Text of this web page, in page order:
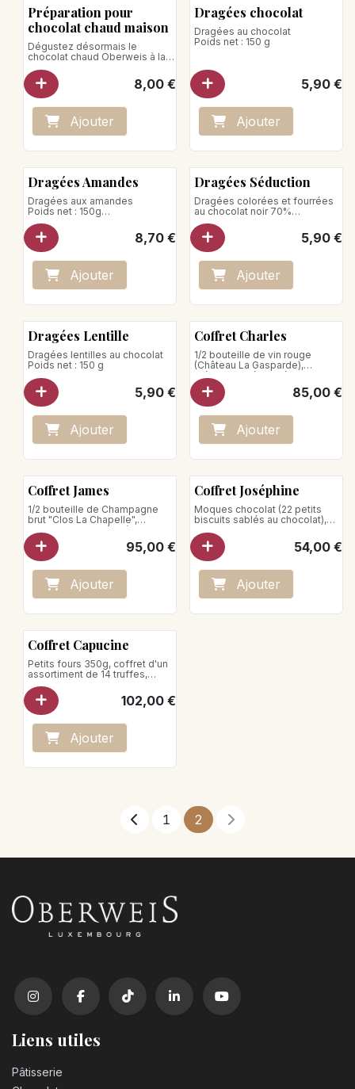
Préparation pour
chocolat chaud maison
Dégustez désormais le
chocolat chaud Oberweis à la
maison.<br>Poids net : 150g
<br>Conseil de préparation :
pour une tasse de 200ml de lait
chaud, prévoir 2 cuillères à café
de poudre de chocolat. Remplir
de lait chaud à moitié, ajouter la
poudre, mélanger
vigoureusement puis verser le
reste de lait chaud.<br>
8,00€
Ajouter
Dragées chocolat
Dragées au chocolat
Poids net : 150 g
5,90€
Ajouter
Dragées Amandes
Dragées aux amandes
Poids net : 150g
Produit vegan
8,70€
Ajouter
Dragées Séduction
Dragées colorées et fourrées
au chocolat noir 70%
Poids net : 150 g
5,90€
Ajouter
Dragées Lentille
Dragées lentilles au chocolat
Poids net : 150 g
5,90€
Ajouter
Coffret Charles
1/2 bouteille de vin rouge
(Château La Gasparde),
mélange salé, sablés,
feuilletés salés, pâtes de fruits,
coffret d'un assortiment de 14
truffes
Poids net: 1080g
85,00€
Ajouter
Coffret James
1/2 bouteille de Champagne
brut "Clos La Chapelle",
torsades feuilletées à la fleur
de sel, tuiles au parmesan,
mélange salé, coffret d'un
assortiment de 7 truffes,
moques (22 petits biscuits
sablés)
Poids net : 990g
95,00€
Ajouter
Coffret Joséphine
Moques chocolat (22 petits
biscuits sablés au chocolat),
truffes, Sablés, saucisse
massepain
54,00€
Ajouter
Coffret Capucine
Petits fours 350g, coffret d'un
assortiment de 14 truffes,
Créoles (Amandes et noisettes
enrobées de chocolat lait et
chocolat noir), Grignotines
(Croustillant aux amandes
nature et chocolat, à la fleur de
sel), saucisse massepain
102,00€
Ajouter
1 2
Liens utiles
Pâtisserie